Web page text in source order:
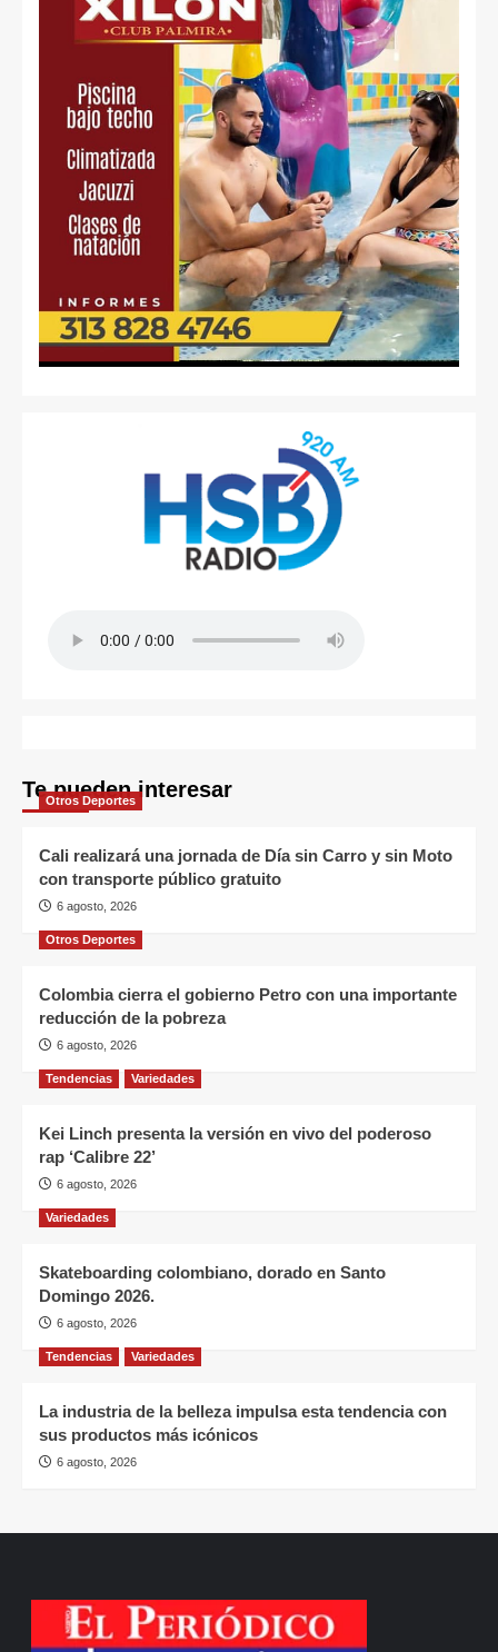
Te pueden interesar
Otros Deportes
Cali realizará una jornada de Día sin Carro y sin Moto
con transporte público gratuito
6 agosto, 2026
Otros Deportes
Colombia cierra el gobierno Petro con una importante
reducción de la pobreza
6 agosto, 2026
Tendencias Variedades
Kei Linch presenta la versión en vivo del poderoso
rap ‘Calibre 22’
6 agosto, 2026
Variedades
Skateboarding colombiano, dorado en Santo
Domingo 2026.
6 agosto, 2026
Tendencias Variedades
La industria de la belleza impulsa esta tendencia con
sus productos más icónicos
6 agosto, 2026